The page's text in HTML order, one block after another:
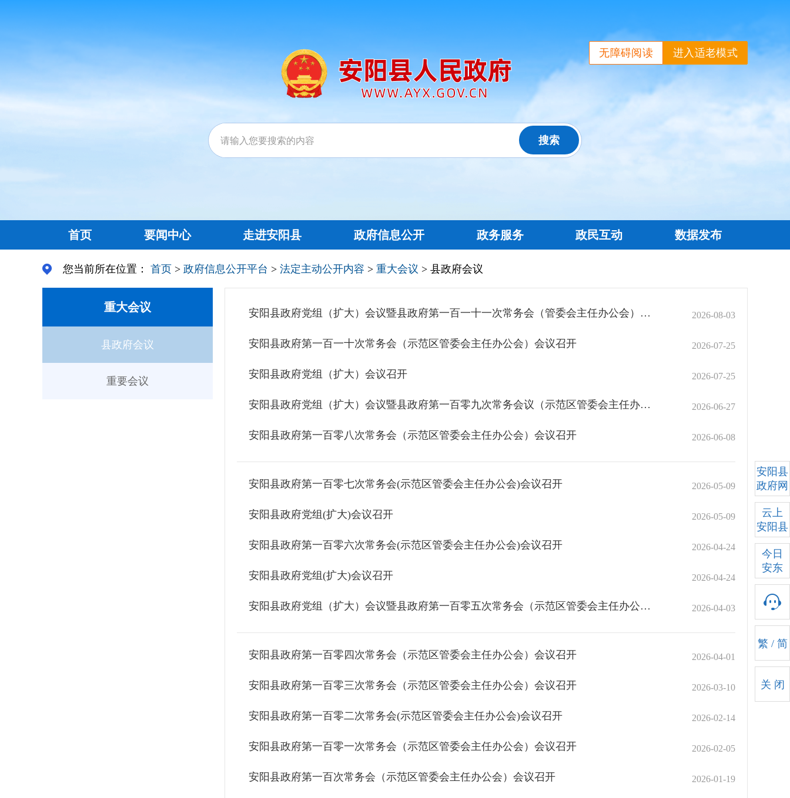
进入适老模式
无障碍阅读
首页 要闻中心 走进安阳县 政府信息公开 政务服务 政民互动 数据发布
您当前所在位置： 首页 > 政府信息公开平台 > 法定主动公开内容 > 重大会议 > 县政府会议
重大会议
县政府会议
重要会议
2026-08-03
安阳县政府党组（扩大）会议暨县政府第一百一十一次常务会（管委会主任办公会）会议召开
2026-07-25
安阳县政府第一百一十次常务会（示范区管委会主任办公会）会议召开
2026-07-25
安阳县政府党组（扩大）会议召开
2026-06-27
安阳县政府党组（扩大）会议暨县政府第一百零九次常务会议（示范区管委会主任办公会议）召开
2026-06-08
安阳县政府第一百零八次常务会（示范区管委会主任办公会）会议召开
2026-05-09
安阳县政府第一百零七次常务会(示范区管委会主任办公会)会议召开
2026-05-09
安阳县政府党组(扩大)会议召开
2026-04-24
安阳县政府第一百零六次常务会(示范区管委会主任办公会)会议召开
2026-04-24
安阳县政府党组(扩大)会议召开
2026-04-03
安阳县政府党组（扩大）会议暨县政府第一百零五次常务会（示范区管委会主任办公会）会议召开
2026-04-01
安阳县政府第一百零四次常务会（示范区管委会主任办公会）会议召开
2026-03-10
安阳县政府第一百零三次常务会（示范区管委会主任办公会）会议召开
2026-02-14
安阳县政府第一百零二次常务会(示范区管委会主任办公会)会议召开
2026-02-05
安阳县政府第一百零一次常务会（示范区管委会主任办公会）会议召开
2026-01-19
安阳县政府第一百次常务会（示范区管委会主任办公会）会议召开
安阳县
政府网
云上
安阳县
今日
安东
繁 / 简
关 闭